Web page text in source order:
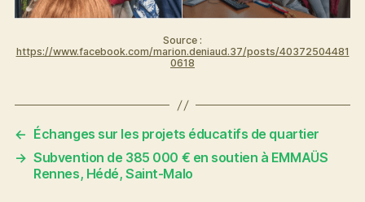
Source :
https://www.facebook.com/marion.deniaud.37/posts/40372504481
0618
← Échanges sur les projets éducatifs de quartier
→ Subvention de 385 000 € en soutien à EMMAÜS
Rennes, Hédé, Saint-Malo